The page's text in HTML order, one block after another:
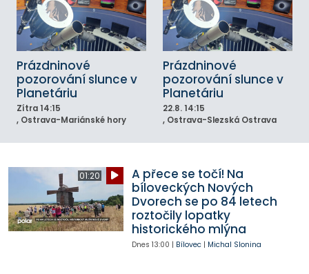
Prázdninové
pozorování slunce v
Planetáriu
Zítra 14:15
, Ostrava-Mariánské hory
Prázdninové
pozorování slunce v
Planetáriu
22.8. 14:15
, Ostrava-Slezská Ostrava
01:20
A přece se točí! Na
bíloveckých Nových
Dvorech se po 84 letech
roztočily lopatky
historického mlýna
Dnes 13:00 | Bílovec| Michal Slonina